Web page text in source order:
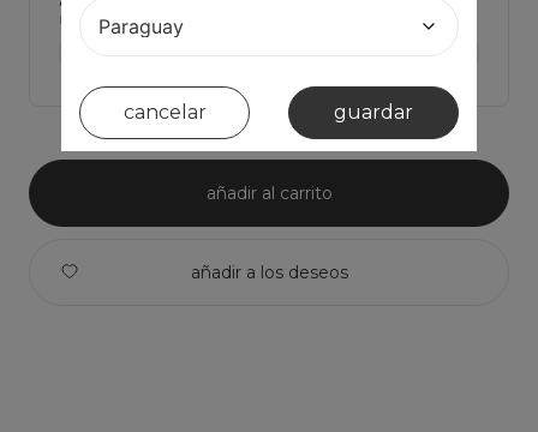
cancelar guardar
Haz click para ver Las medidas de la prenda y comparar con la tuya
ver medidas de la prenda >
añadir al carrito